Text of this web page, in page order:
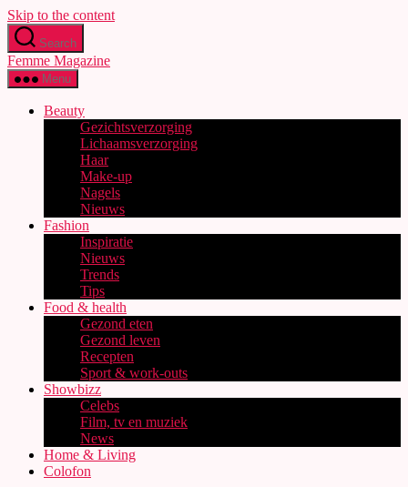
Skip to the content
Search
Femme Magazine
Menu
Beauty
Gezichtsverzorging
Lichaamsverzorging
Haar
Make-up
Nagels
Nieuws
Fashion
Inspiratie
Nieuws
Trends
Tips
Food & health
Gezond eten
Gezond leven
Recepten
Sport & work-outs
Showbizz
Celebs
Film, tv en muziek
News
Home & Living
Colofon